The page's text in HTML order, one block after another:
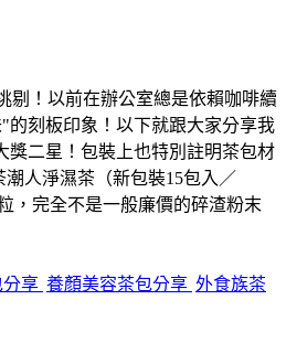
剔！以前在辦公室總是依賴咖啡續
的刻板印象！以下就跟大家分享我
獎二星！包裝上也特別註明茶包材
人淨濕茶（新包裝15包入／
，完全不是一般廉價的碎渣粉末
享 養顏美容茶包分享 外食族茶